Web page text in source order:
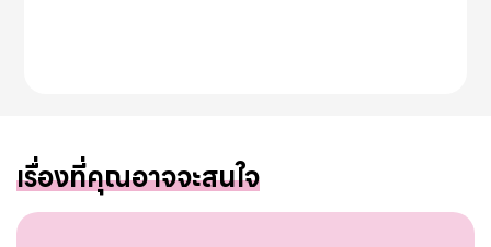
เรื่องที่คุณอาจจะสนใจ